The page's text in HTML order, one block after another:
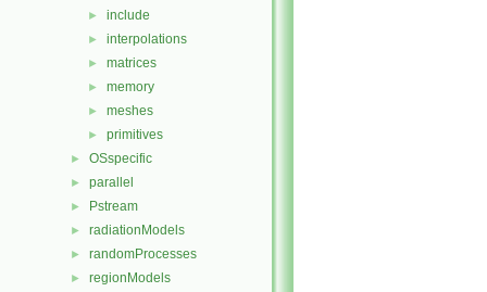
► include
► interpolations
► matrices
► memory
► meshes
► primitives
► OSspecific
► parallel
► Pstream
► radiationModels
► randomProcesses
► regionModels